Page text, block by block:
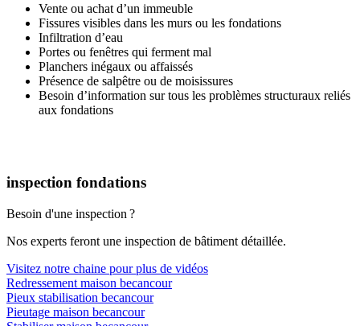
Vente ou achat d’un immeuble
Fissures visibles dans les murs ou les fondations
Infiltration d’eau
Portes ou fenêtres qui ferment mal
Planchers inégaux ou affaissés
Présence de salpêtre ou de moisissures
Besoin d’information sur tous les problèmes structuraux reliés
aux fondations
inspection fondations
Besoin d'une inspection ?
Nos experts feront une inspection de bâtiment détaillée.
Visitez notre chaine pour plus de vidéos
Redressement maison becancour
Pieux stabilisation becancour
Pieutage maison becancour